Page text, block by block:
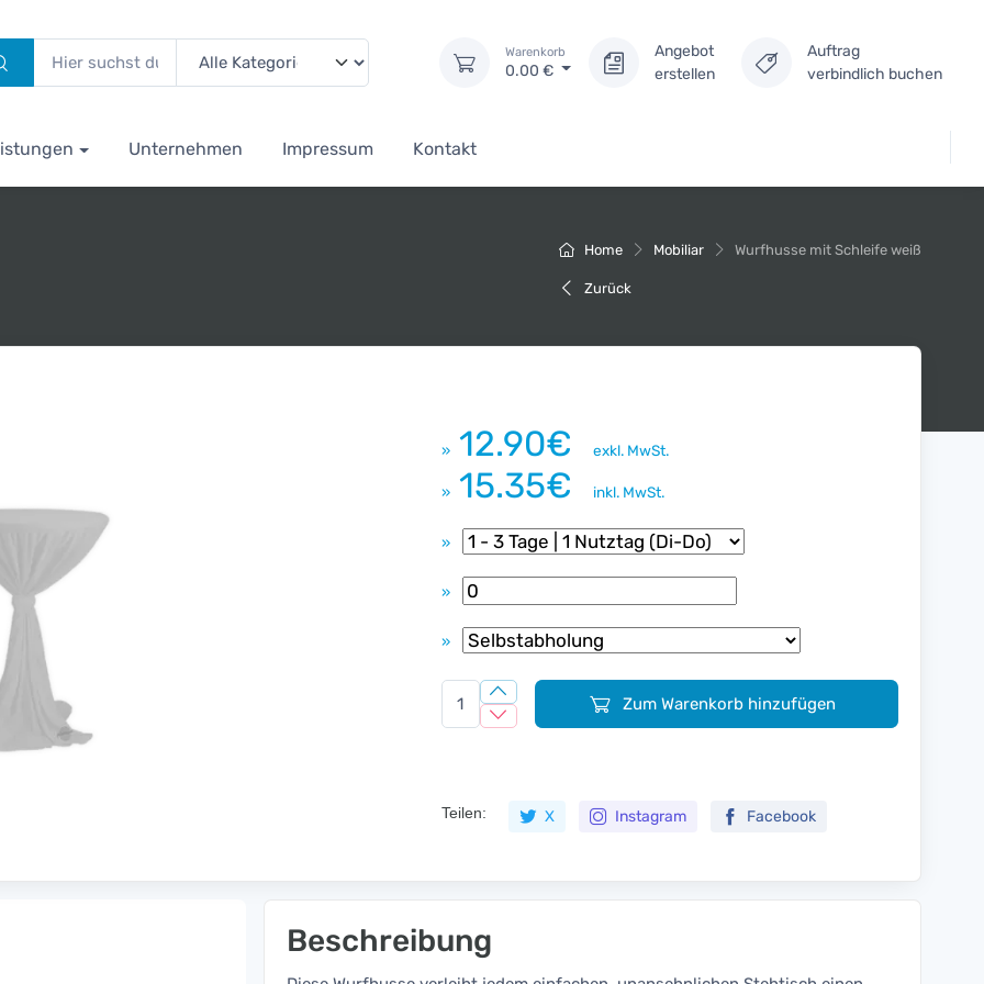
Warenkorb
0.00 €
Angebot
erstellen
Auftrag
verbindlich buchen
Unternehmen Impressum Kontakt
Home Mobiliar Wurfhusse mit Schleife weiß
Zurück
» 12.90€ exkl. MwSt.
» 15.35€ inkl. MwSt.
»
»
»
Zum Warenkorb hinzufügen
Teilen: X Instagram Facebook
Beschreibung